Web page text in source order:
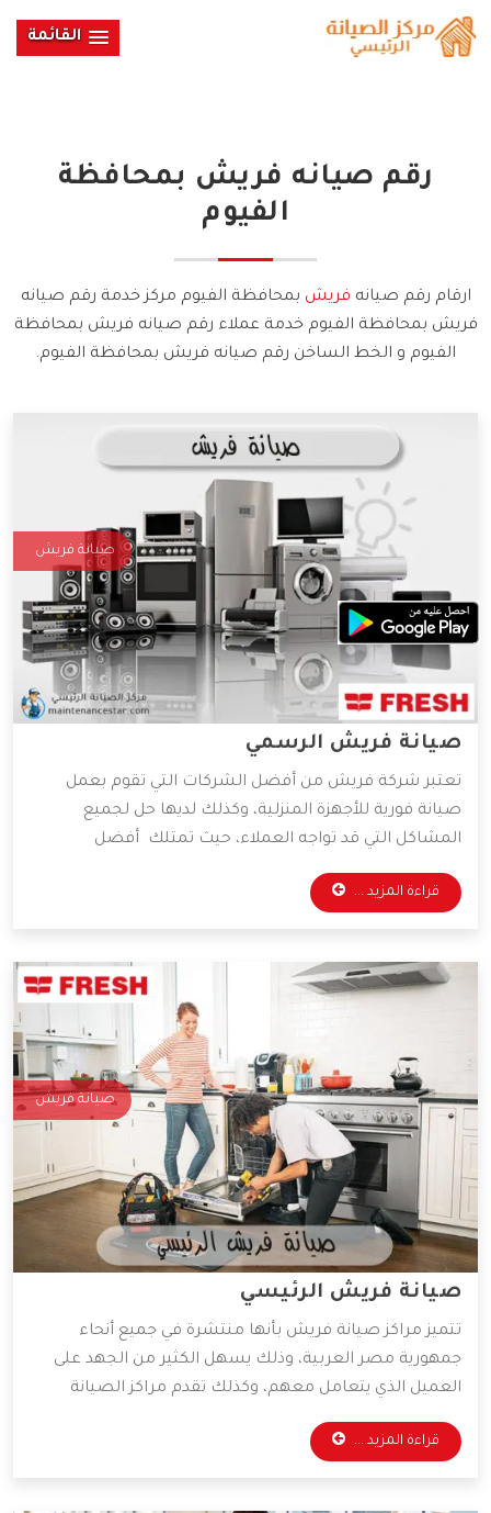
القائمة
رقم صيانه فريش بمحافظة
الفيوم
ارقام رقم صيانه فريش بمحافظة الفيوم مركز خدمة رقم صيانه
فريش بمحافظة الفيوم خدمة عملاء رقم صيانه فريش بمحافظة
الفيوم و الخط الساخن رقم صيانه فريش بمحافظة الفيوم.
صيانة فريش
صيانة فريش الرسمي
تعتبر شركة فريش من أفضل الشركات التي تقوم بعمل
صيانة فورية للأجهزة المنزلية، وكذلك لديها حل لجميع
المشاكل التي قد تواجه العملاء، حيث تمتلك أفضل
المهندسين والخبراء المتخصصين في صيانة جميع الأجهزة
الكهربائية، واعتماداً على آراء الكثير من العملاء فهي الأفضل
قراءة المزيد ...
صيانة فريش
صيانة فريش الرئيسي
تتميز مراكز صيانة فريش بأنها منتشرة في جميع أنحاء
جمهورية مصر العربية، وذلك يسهل الكثير من الجهد على
العميل الذي يتعامل معهم، وكذلك تقدم مراكز الصيانة
قطع غيار أصلية وخدمات صيانة بأقل الأسعار الممكنة،
ولذلك يفضل التعامل معها الكثير من العملاء، وسوف
قراءة المزيد ...